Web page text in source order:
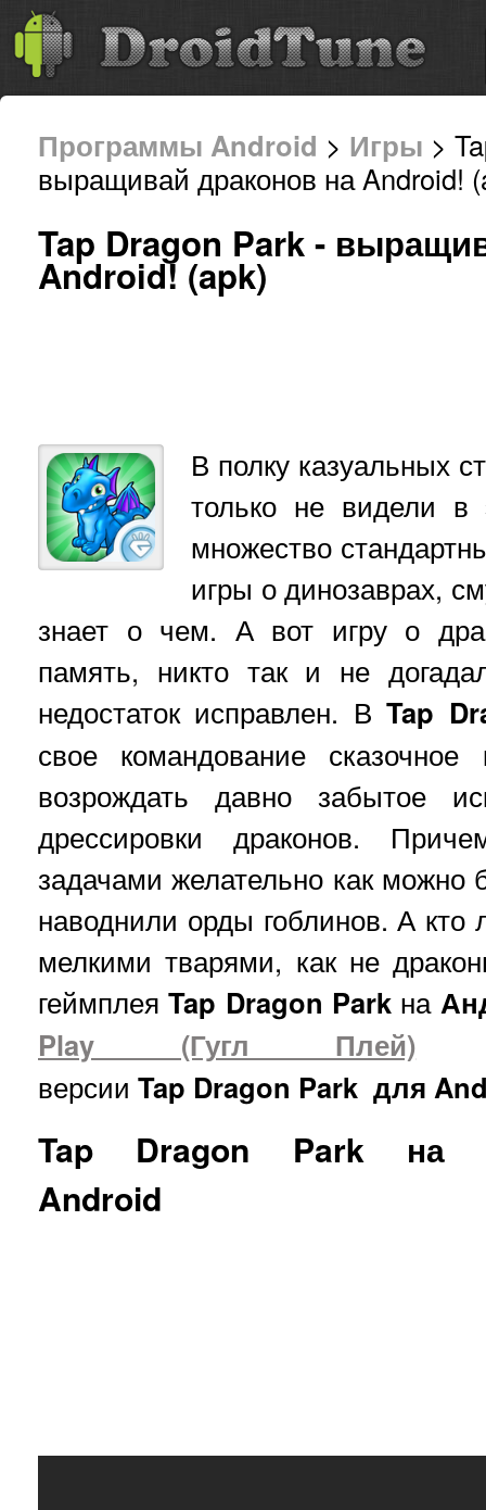
Программы Android > Игры >
выращивай драконов на Android!
Tap Dragon Park -
Android! (apk)
В полку казуальных
только не видели
множество
игры о динозаврах,
знает о чем. А вот игру о
память, никто так и не
недостаток исправлен. ВTap
свое командование
возрождать давно забытое
дрессировки драконов.
задачами желательно как можно
наводнили орды гоблинов. А кто
мелкими тварями, как не
геймплеяTap Dragon Park на
Play (Гугл Плей)
версии Tap Dragon Park для
Tap Dragon Park на
Android